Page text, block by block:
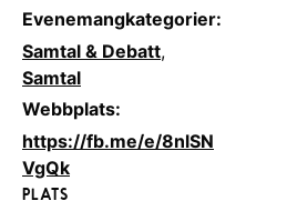
Evenemangkategorier:
Samtal & Debatt,
Samtal
Webbplats:
https://fb.me/e/8nlSN
VgQk
PLATS